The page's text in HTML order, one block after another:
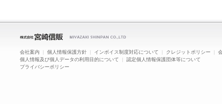
会社案内 | 個人情報保護方針 | インボイス制度対応について | クレジットポリシー |
個人情報及び個人データの利用目的について | 認定個人情報保護団体等について
プライバシーポリシー